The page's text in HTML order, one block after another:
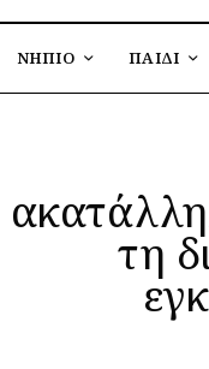
ΝΗΠΙΟ ΠΑΙΔΙ
τη